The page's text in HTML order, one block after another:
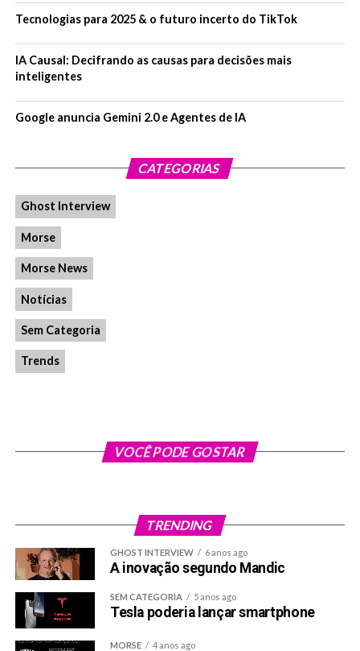
Tecnologias para 2025 & o futuro incerto do TikTok
IA Causal: Decifrando as causas para decisões mais
inteligentes
Google anuncia Gemini 2.0 e Agentes de IA
CATEGORIAS
Ghost Interview
Morse
Morse News
Notícias
Sem Categoria
Trends
VOCÊ PODE GOSTAR
TRENDING
GHOST INTERVIEW 6 anos ago
A inovação segundo Mandic
SEM CATEGORIA 5 anos ago
Tesla poderia lançar smartphone
MORSE 4 anos ago